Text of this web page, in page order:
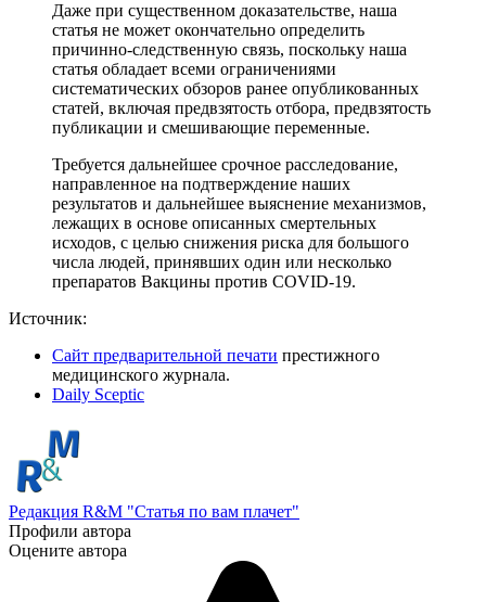
Даже при существенном доказательстве, наша
статья не может окончательно определить
причинно-следственную связь, поскольку наша
статья обладает всеми ограничениями
систематических обзоров ранее опубликованных
статей, включая предвзятость отбора, предвзятость
публикации и смешивающие переменные.
Требуется дальнейшее срочное расследование,
направленное на подтверждение наших
результатов и дальнейшее выяснение механизмов,
лежащих в основе описанных смертельных
исходов, с целью снижения риска для большого
числа людей, принявших один или несколько
препаратов Вакцины против COVID-19.
Источник:
Сайт предварительной печати престижного
медицинского журнала.
Daily Sceptic
Редакция R&M "Статья по вам плачет"
Профили автора
Оцените автора